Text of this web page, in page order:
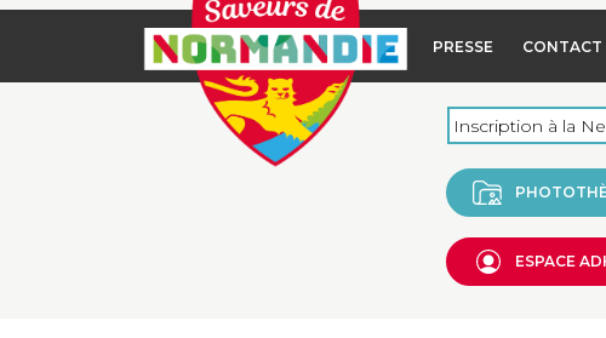
PRESSE CONTACT
ESPACE